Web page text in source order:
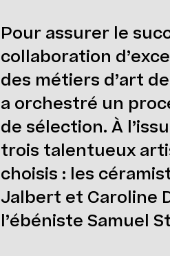
Pour assurer le
collaboration
des métiers d’art
a orchestré un
de sélection. À
trois talentueux
choisis : les
Jalbert et Caroline
l’ébéniste Samuel